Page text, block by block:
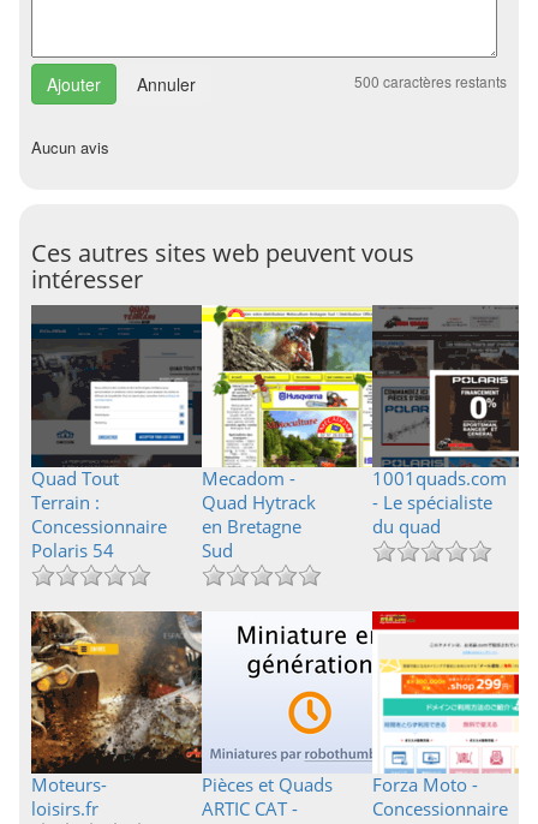
Annuler 500 caractères restants
Aucun avis
Ces autres sites web peuvent vous
intéresser
Quad Tout
Terrain :
Concessionnaire
Polaris 54
Mecadom -
Quad Hytrack
en Bretagne
Sud
1001quads.com
- Le spécialiste
du quad
Moteurs-
loisirs.fr
Pièces et Quads
ARTIC CAT -
Forza Moto -
Concessionnaire